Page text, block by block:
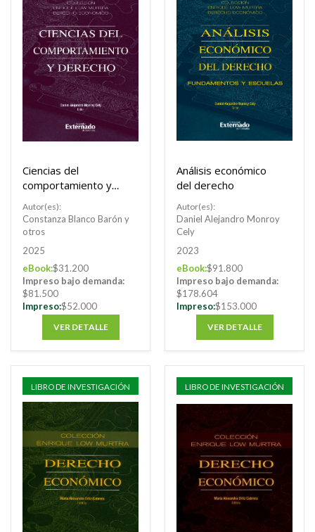
Ciencias del
comportamiento y
derecho
Autor(es):
Constanza Blanco Barón y
otros
2025
eBook:$31.200
Impreso bajo demanda:
$81.500
Impreso:$52.000
VER DETALLE
Análisis económico
del derecho
Autor(es):
Daniel Alejandro Monroy
Cely
2023
eBook:$91.800
Impreso bajo demanda:
$178.604
Impreso:$153.000
VER DETALLE
LIBRO DE INVESTIGACIÓN LIBRO DE INVESTIGACIÓN